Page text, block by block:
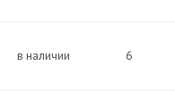
в наличии 6